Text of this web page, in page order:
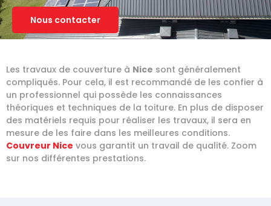
Nous contacter
Les travaux de couverture à Nice sont généralement
compliqués. Pour cela, il est recommandé de les confier à
un professionnel qui possède les connaissances
théoriques et techniques de la toiture. En plus de disposer
des matériels requis pour réaliser les travaux, il sera en
mesure de les faire dans les meilleures conditions.
Couvreur Nice vous garantit un travail de qualité. Zoom
sur nos différentes prestations.